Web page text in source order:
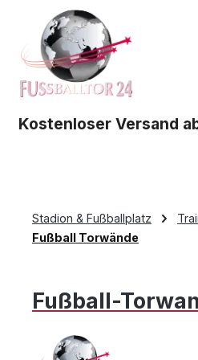
Zum Hauptinhalt springen
Kostenloser Versand
Stadion & Fußballplatz
Fußball Torwände
Fußball-